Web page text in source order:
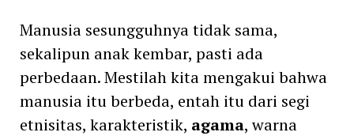
Manusia sesungguhnya tidak sama,
sekalipun anak kembar, pasti ada
perbedaan. Mestilah kita mengakui bahwa
manusia itu berbeda, entah itu dari segi
etnisitas, karakteristik, agama, warna